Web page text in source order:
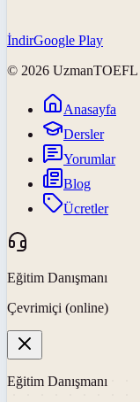
İndirGoogle Play
© 2026 UzmanTOEFL
Anasayfa
Dersler
Yorumlar
Blog
Ücretler
Eğitim Danışmanı
Çevrimiçi (online)
Eğitim Danışmanı